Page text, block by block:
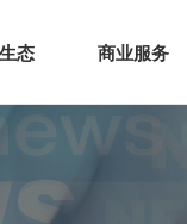
页 走进青创 青
态 商业服务